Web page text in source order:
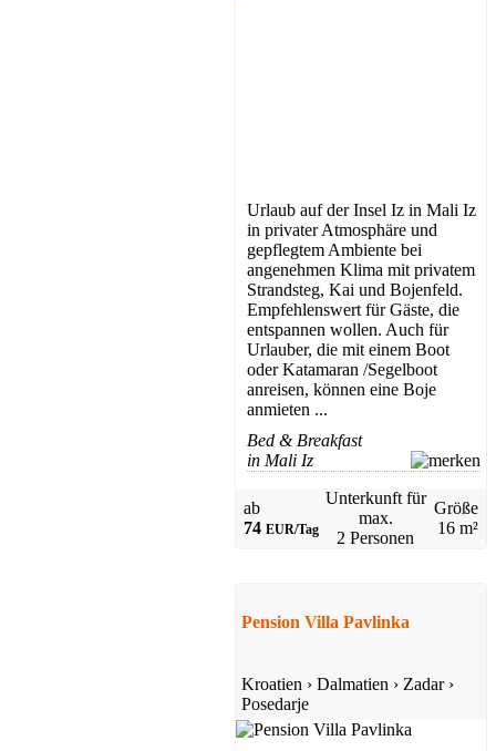
Urlaub auf der Insel Iz in Mali Iz
in privater Atmosphäre und
gepflegtem Ambiente bei
angenehmen Klima mit privatem
Strandsteg, Kai und Bojenfeld.
Empfehlenswert für Gäste, die
entspannen wollen. Auch für
Urlauber, die mit einem Boot
oder Katamaran /Segelboot
anreisen, können eine Boje
anmieten ...
Bed & Breakfast
in Mali Iz
ab
74 EUR/Tag
Unterkunft für
max.
2 Personen
Größe
16 m²
Pension Villa Pavlinka
Kroatien › Dalmatien › Zadar›
Posedarje